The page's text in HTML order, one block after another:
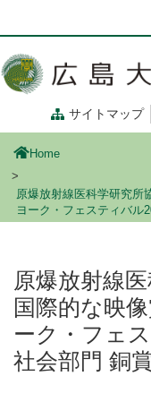
コ
ン
移
サイトマップ
Home
原爆放射線医科学研究所
ヨーク・フェスティバル
原爆放射線
国際的な映
ーク・フェ
社会部門 銅